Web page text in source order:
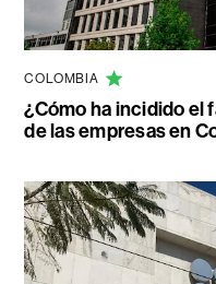
COLOMBIA
¿Cómo ha incidido el
de las empresas en